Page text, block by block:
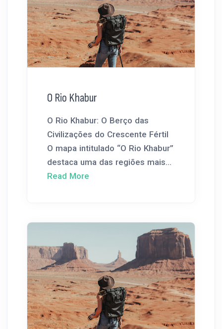
O Rio Khabur
O Rio Khabur: O Berço das
Civilizações do Crescente Fértil
O mapa intitulado “O Rio Khabur”
destaca uma das regiões mais...
Read More